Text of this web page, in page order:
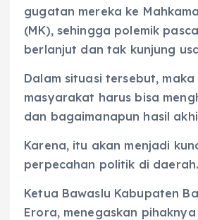
gugatan mereka ke
(MK), sehingga polemik
berlanjut dan tak kunjung
Dalam situasi tersebut,
masyarakat harus bisa
dan bagaimanapun hasil
Karena, itu akan menjadi
perpecahan politik di daerah.
Ketua Bawaslu Kabupaten
Erora, menegaskan pihaknya